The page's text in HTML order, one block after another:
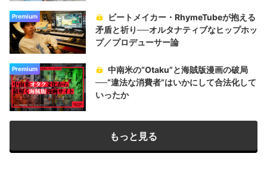
Premium
ビートメイカー・RhymeTubeが抱える
矛盾と祈り──オルタナティブなヒップホッ
プ／プロデューサー論
Premium
中南米の“Otaku”と海賊版漫画の破局
──“違法な消費者”はいかにして合法化して
いったか
もっと見る